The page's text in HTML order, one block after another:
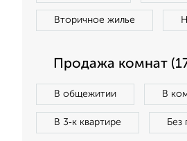
Вторичное жилье
Продажа комнат
В общежитии В
В 3‑к квартире Без